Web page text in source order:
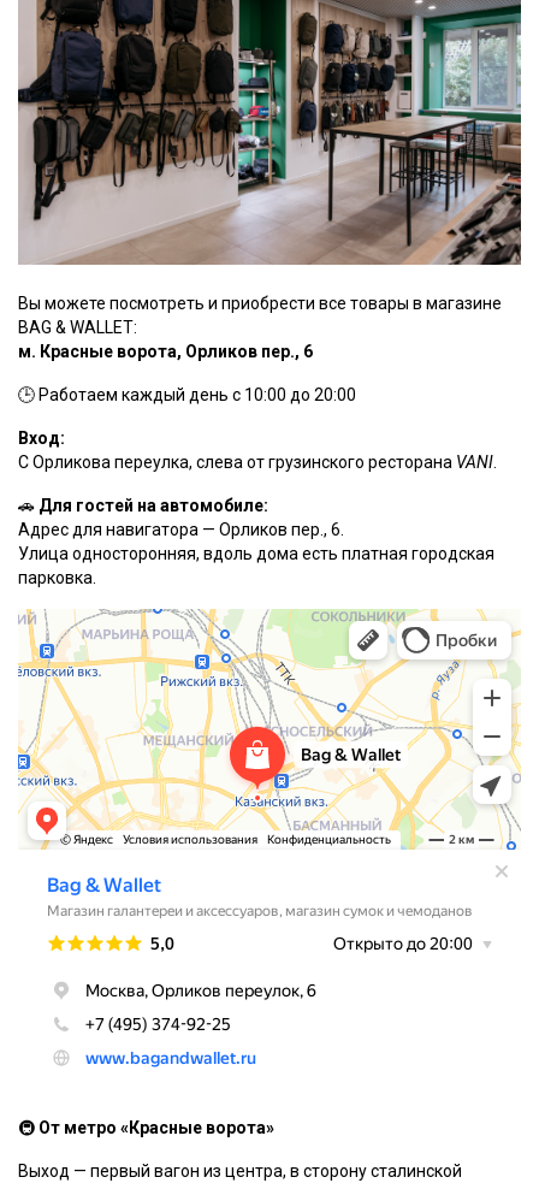
Вы можете посмотреть и приобрести все товары в магазине
BAG & WALLET:
м. Красные ворота, Орликов пер., 6
🕒 Работаем каждый день с 10:00 до 20:00
Вход:
С Орликова переулка, слева от грузинского ресторана VANI.
🚗 Для гостей на автомобиле:
Адрес для навигатора — Орликов пер., 6.
Улица односторонняя, вдоль дома есть платная городская
парковка.
🚇 От метро «Красные ворота»
Выход — первый вагон из центра, в сторону сталинской